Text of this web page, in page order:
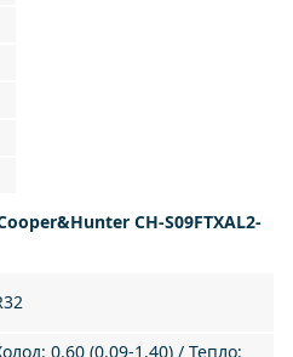
CH-S09FTXAL2-
0.60 (0.09-1.40) / Тепло: